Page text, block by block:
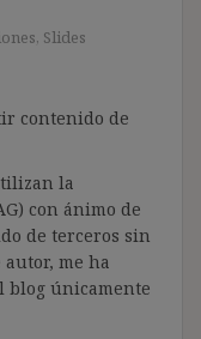
, Slides
contenido de
la
con ánimo de
de terceros sin
me ha
blog únicamente